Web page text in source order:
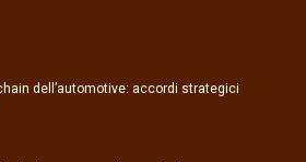
dell’automotive: accordi strategici